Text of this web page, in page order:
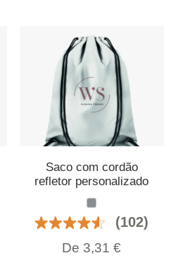
Saco com cordão
refletor personalizado
(102)
De 3,31 €